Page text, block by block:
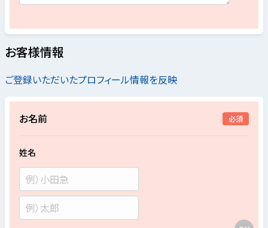
お客様情報
ご登録いただいたプロフィール情報を反映
お名前 必須
姓名